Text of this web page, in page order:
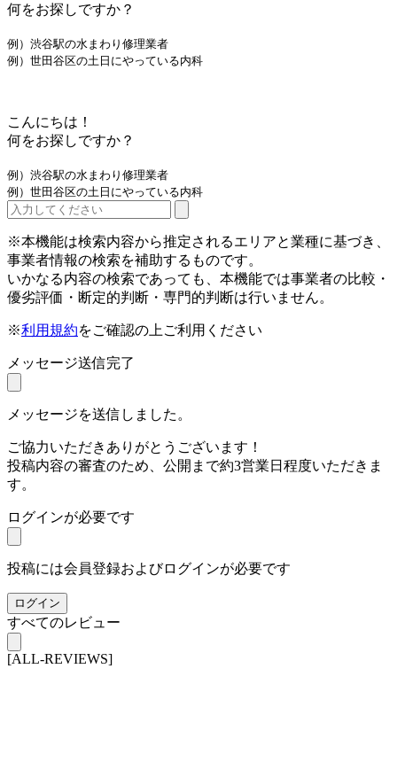
何をお探しですか？
例）渋谷駅の水まわり修理業者
例）世田谷区の土日にやっている内科
こんにちは！
何をお探しですか？
例）渋谷駅の水まわり修理業者
例）世田谷区の土日にやっている内科
※本機能は検索内容から推定されるエリアと業種に基づき、
事業者情報の検索を補助するものです。
いかなる内容の検索であっても、本機能では事業者の比較・
優劣評価・断定的判断・専門的判断は行いません。
※利用規約をご確認の上ご利用ください
メッセージ送信完了
メッセージを送信しました。
ご協力いただきありがとうございます！
投稿内容の審査のため、公開まで約3営業日程度いただきま
す。
ログインが必要です
投稿には会員登録およびログインが必要です
ログイン
すべてのレビュー
[ALL-REVIEWS]